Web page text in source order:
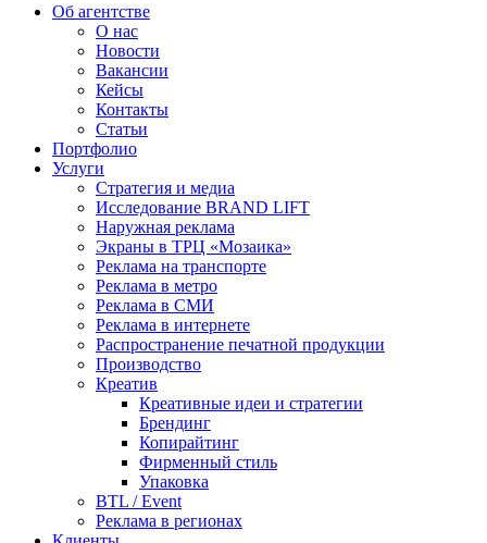
Об агентстве
О нас
Новости
Вакансии
Кейсы
Контакты
Статьи
Портфолио
Услуги
Стратегия и медиа
Исследование BRAND LIFT
Наружная реклама
Экраны в ТРЦ «Мозаика»
Реклама на транспорте
Реклама в метро
Реклама в СМИ
Реклама в интернете
Распространение печатной продукции
Производство
Креатив
Креативные идеи и стратегии
Брендинг
Копирайтинг
Фирменный стиль
Упаковка
BTL / Event
Реклама в регионах